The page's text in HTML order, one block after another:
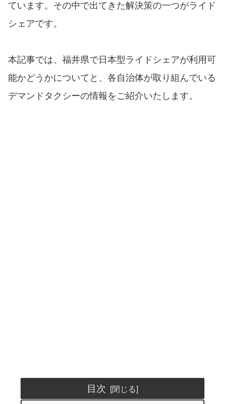
ています。その中で出てきた解決策の一つがライド
シェアです。
本記事では、福井県で日本型ライドシェアが利用可
能かどうかについてと、各自治体が取り組んでいる
デマンドタクシーの情報をご紹介いたします。
目次